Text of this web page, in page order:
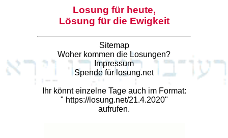
Losung für heute,
Lösung für die Ewigkeit
Sitemap
Woher kommen die Losungen?
Impressum
Spende für losung.net
Ihr könnt einzelne Tage auch im Format:
" https://losung.net/21.4.2020"
aufrufen.